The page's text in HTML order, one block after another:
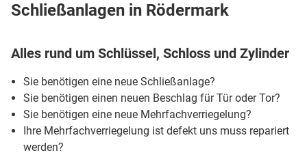
Schließanlagen in Rödermark
Alles rund um Schlüssel, Schloss und Zylinder
Sie benötigen eine neue Schließanlage?
Sie benötigen einen neuen Beschlag für Tür oder Tor?
Sie benötigen eine neue Mehrfachverriegelung?
Ihre Mehrfachverriegelung ist defekt uns muss repariert
werden?